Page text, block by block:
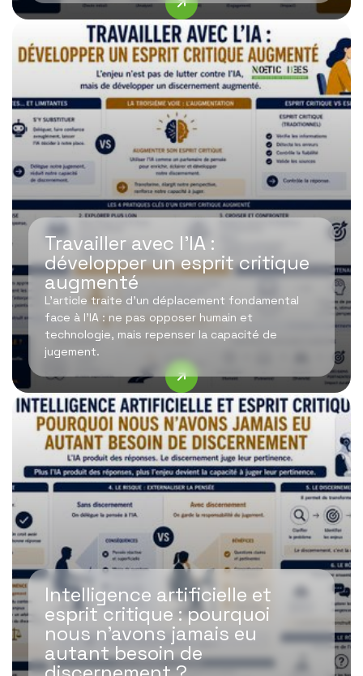
Travailler avec l’IA :
développer un esprit critique
augmenté
L’article traite d’un déplacement fondamental
face à l’IA : ne pas opposer humain et
technologie, mais repenser la capacité de
jugement.
Intelligence artificielle et
esprit critique : pourquoi
nous n’avons jamais eu
autant besoin de